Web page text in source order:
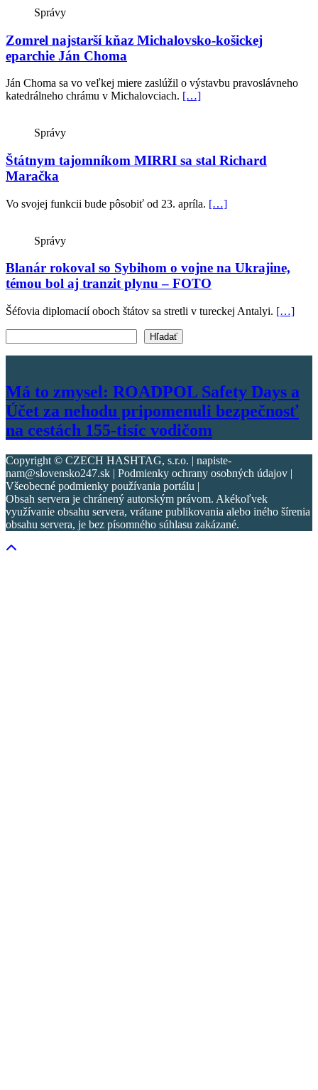
Správy
Zomrel najstarší kňaz Michalovsko-košickej
eparchie Ján Choma
Ján Choma sa vo veľkej miere zaslúžil o výstavbu pravoslávneho
katedrálneho chrámu v Michalovciach. […]
Správy
Štátnym tajomníkom MIRRI sa stal Richard
Maračka
Vo svojej funkcii bude pôsobiť od 23. apríla. […]
Správy
Blanár rokoval so Sybihom o vojne na Ukrajine,
témou bol aj tranzit plynu – FOTO
Šéfovia diplomacií oboch štátov sa stretli v tureckej Antalyi. […]
Hľadať
Má to zmysel: ROADPOL Safety Days a
Účet za nehodu pripomenuli bezpečnosť
na cestách 155-tisíc vodičom
Copyright © CZECH HASHTAG, s.r.o. | napiste-
nam@slovensko247.sk | Podmienky ochrany osobných údajov |
Všeobecné podmienky používania portálu |
Obsah servera je chránený autorským právom. Akékoľvek
využívanie obsahu servera, vrátane publikovania alebo iného šírenia
obsahu servera, je bez písomného súhlasu zakázané.